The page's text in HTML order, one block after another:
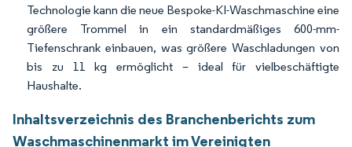
Technologie kann die neue Bespoke-KI-Waschmaschine eine
größere Trommel in ein standardmäßiges 600-mm-
Tiefenschrank einbauen, was größere Waschladungen von
bis zu 11 kg ermöglicht – ideal für vielbeschäftigte
Haushalte.
Inhaltsverzeichnis des Branchenberichts zum
Waschmaschinenmarkt im Vereinigten